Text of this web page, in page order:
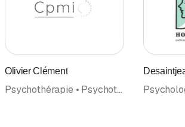
Olivier Clément
Psychothérapie • Psychothérapie (Général) • Psychologue • Thérapie comportementale et cognitive • Méditation • Psychothérapie (Psychothérapeutes psychologues)